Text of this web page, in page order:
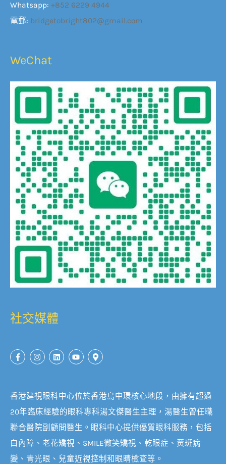
Whatsapp: +852 6229 4944
電郵: bridgetobright802@gmail.com
WeChat
社交媒體
香港建視眼科中心位於香港島中環核心地段，由擁有超過
20年臨床經驗的眼科專科湯文傑醫生主理，湯醫生曾任職
聯合醫院副顧問醫生。眼科中心提供優質眼科服務，包括
白內障、老花矯視、SMILE微笑矯視、乾眼症、黃斑病
變、青光眼、兒童近視控制和眼睛檢查等。